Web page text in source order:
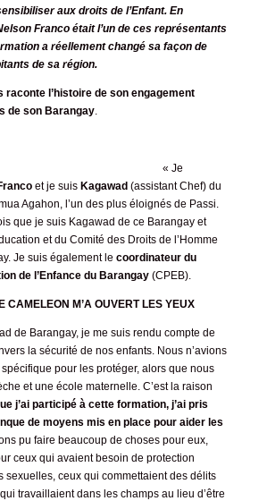
aux droits de l’Enfant. En
Franco était l’un de ces représentants
a réellement changé sa façon de
de sa région.
raconte l’histoire de son engagement
de son Barangay.
« Je
et je suis Kagawad (assistant Chef) du
Agahon, l’un des plus éloignés de Passi.
que je suis Kagawad de ce Barangay et
et du Comité des Droits de l’Homme
Je suis également le coordinateur du
de l’Enfance du Barangay(CPEB).
CAMELEON M’A OUVERT LES YEUX
de Barangay, je me suis rendu compte de
la sécurité de nos enfants. Nous n’avions
pour les protéger, alors que nous
et une école maternelle. C’est la raison
j’ai participé à cette formation, j’ai pris
de moyens mis en place pour aider les
pu faire beaucoup de choses pour eux,
ceux qui avaient besoin de protection
sexuelles, ceux qui commettaient des délits
travaillaient dans les champs au lieu d’être